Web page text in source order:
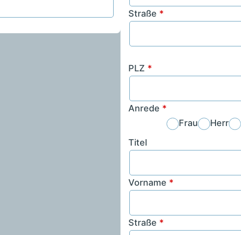
Straße *
PLZ *
Anrede *
Frau
Herr
Titel
Vorname *
Straße *